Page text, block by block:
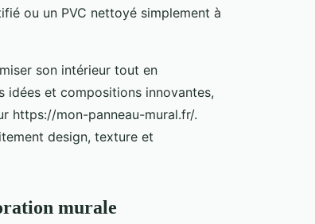
ou un PVC nettoyé simplement à
son intérieur tout en
idées et compositions innovantes,
https://mon-panneau-mural.fr/.
design, texture et
murale